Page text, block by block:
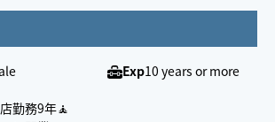
Exp10 years or more
勤務9年🧘